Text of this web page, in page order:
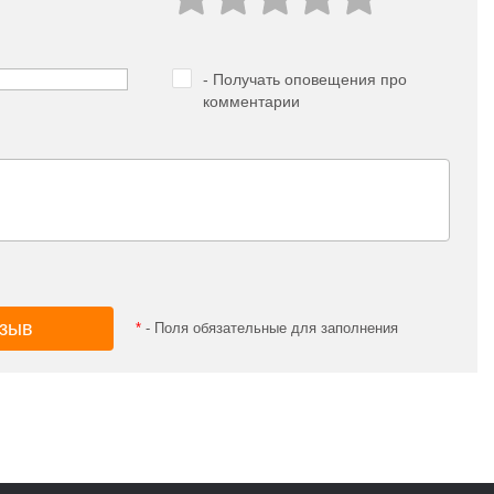
- Получать оповещения про
комментарии
* - Поля обязательные для заполнения